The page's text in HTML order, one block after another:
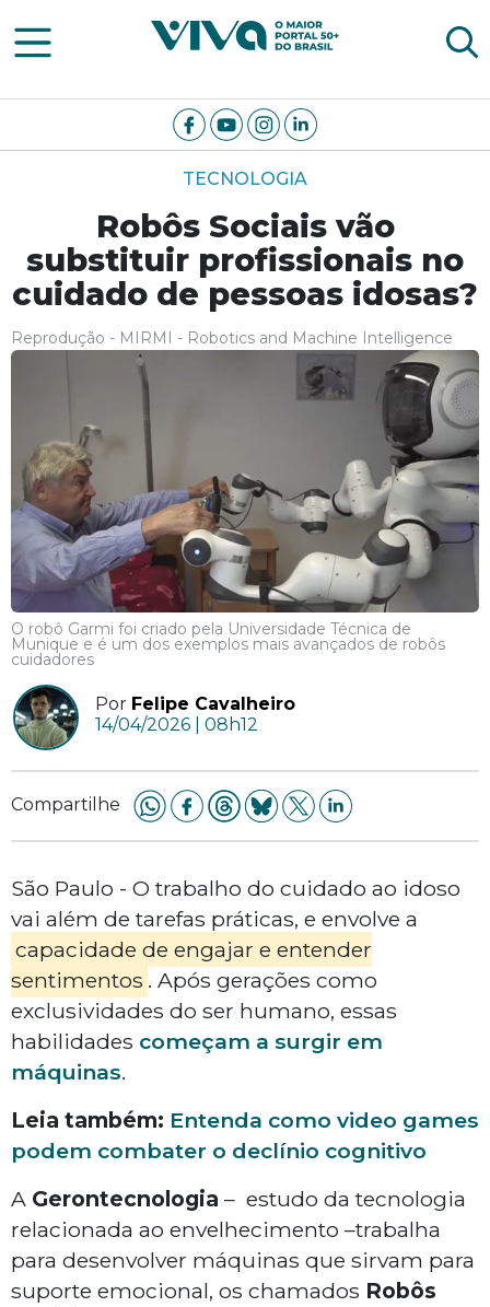
Viva Notícias
TECNOLOGIA
Robôs Sociais vão
substituir profissionais no
cuidado de pessoas idosas?
Reprodução - MIRMI - Robotics and Machine Intelligence
O robô Garmi foi criado pela Universidade Técnica de
Munique e é um dos exemplos mais avançados de robôs
cuidadores
Por Felipe Cavalheiro
14/04/2026 | 08h12
Compartilhe
São Paulo - O trabalho do cuidado ao idoso
vai além de tarefas práticas, e envolve a
capacidade de engajar e entender
sentimentos . Após gerações como
exclusividades do ser humano, essas
habilidades começam a surgir em
máquinas.
Leia também: Entenda como video games
podem combater o declínio cognitivo
A Gerontecnologia – estudo da tecnologia
relacionada ao envelhecimento –trabalha
para desenvolver máquinas que sirvam para
suporte emocional, os chamados Robôs